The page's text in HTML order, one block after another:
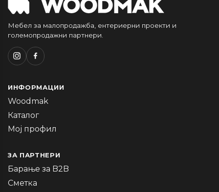
Мебел за малопродажба, ентериерни проекти и
големопродажни партнери.
ИНФОРМАЦИИ
Woodmak
Каталог
Мој профил
ЗА ПАРТНЕРИ
Барање за B2B
Сметка